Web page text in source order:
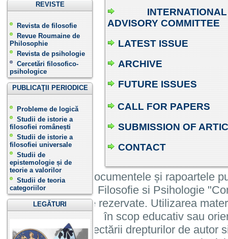
REVISTE
Revista de filosofie
Revue Roumaine de
Philosophie
Revista de psihologie
Cercetări filosofico-
psihologice
PUBLICAŢII PERIODICE
Probleme de logică
Studii de istorie a
filosofiei românești
Studii de istorie a
filosofiei universale
Studii de
epistemologie și de
teorie a valorilor
Studii de teoria
categoriilor
LEGĂTURI
INTERNATIONAL
ADVISORY COMMITTEE
LATEST ISSUE
ARCHIVE
FUTURE ISSUES
CALL FOR PAPERS
SUBMISSION OF
CONTACT
Informatiile, documentele și rapoartele
Institutului de Filosofie si Psihologie
cu toate drepturile rezervate. Utilizarea
în scop educativ sau
cu condiția respectării drepturilor de autor